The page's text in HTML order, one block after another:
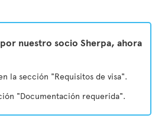
nuestro socio Sherpa, ahora
la sección "Requisitos de visa".
"Documentación requerida".